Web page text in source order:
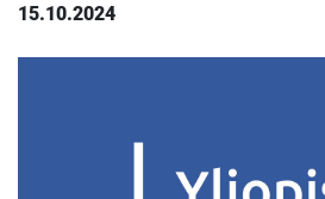
15.10.2024